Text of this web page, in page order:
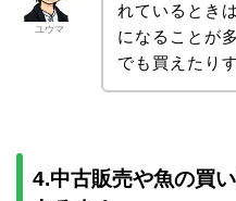
ユウマ
れているとき
になることが
でも買えたり
4.中古販売や魚の買